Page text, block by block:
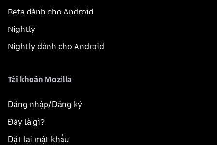
Beta dành cho Android
Nightly
Nightly dành cho Android
Tài khoản Mozilla
Đăng nhập/Đăng ký
Đây là gì?
Đặt lại mật khẩu